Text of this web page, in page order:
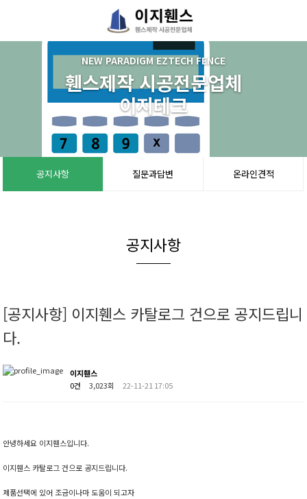
NEW PARADIGM EZTECH FENCE
휀스제작 시공전문업체
이지테크
공지사항 질문과답변 온라인견적
공지사항
[공지사항] 이지휀스 카탈로그 건으로 공지드립니
다.
이지휀스
0건
3,023회 22-11-21 17:05
안녕하세요 이지휀스입니다.
이지휀스 카탈로그 건으로 공지드립니다.
제품선택에 있어 조금이나마 도움이 되고자